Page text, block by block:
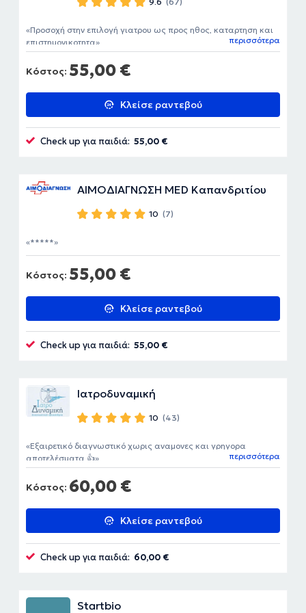
Κόστος: 55,00 €
Κλείσε ραντεβού
Προσοχή στην επιλογή γιατρου ως προς ηθος, καταρτηση και
επιστημονικοτητα
περισσότερα
Check up για παιδιά: 55,00 €
ΑΙΜΟΔΙΑΓΝΩΣΗ MED Καπανδριτίου
10 (7)
Κόστος: 55,00 €
Κλείσε ραντεβού
*****
Check up για παιδιά: 55,00 €
Ιατροδυναμική
10 (43)
Κόστος: 60,00 €
Κλείσε ραντεβού
Εξαιρετικό διαγνωστικό χωρις αναμονες και γρηγορα
αποτελέσματα 👍
περισσότερα
Check up για παιδιά: 60,00 €
Startbio